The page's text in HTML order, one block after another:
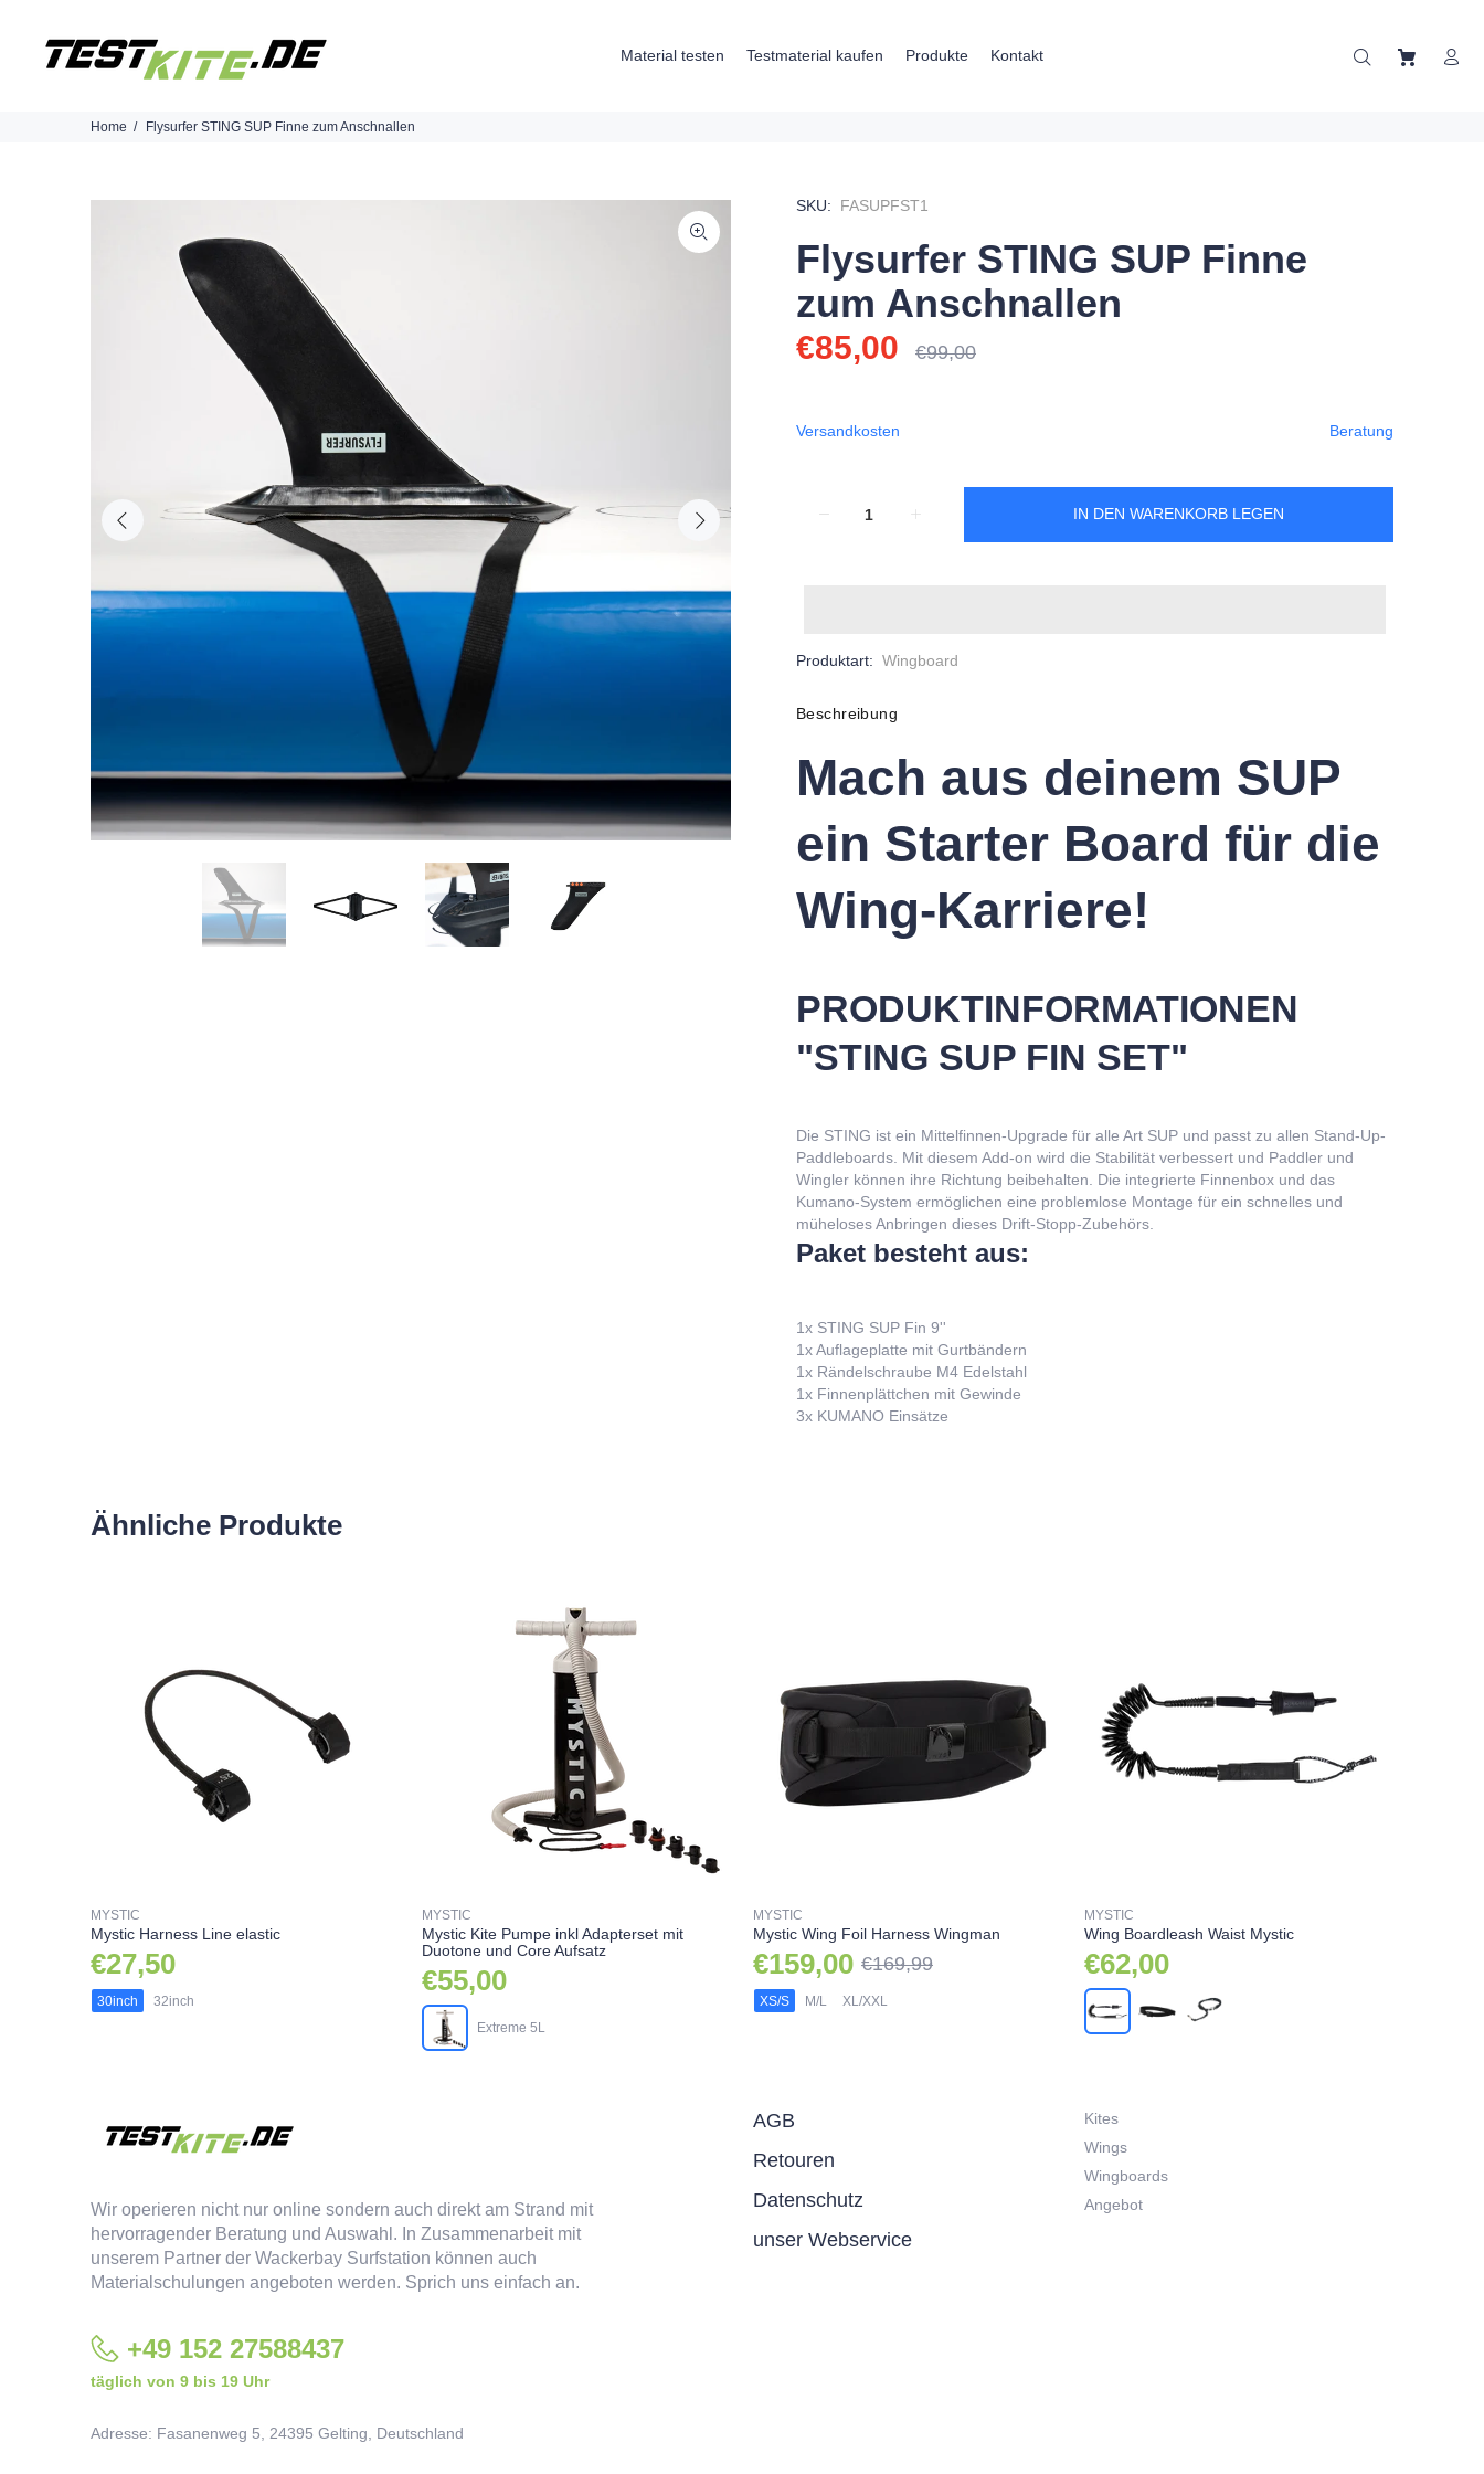
Material testen Testmaterial kaufen Produkte Kontakt
Home Flysurfer STING SUP Finne zum Anschnallen
SKU: FASUPFST1
Flysurfer STING SUP Finne
zum Anschnallen
€85,00 €99,00
Versandkosten Beratung
IN DEN WARENKORB LEGEN
Produktart: Wingboard
Beschreibung
Mach aus deinem SUP
ein Starter Board für die
Wing-Karriere!
PRODUKTINFORMATIONEN
"STING SUP FIN SET"
Die STING ist ein Mittelfinnen-Upgrade für alle Art SUP und passt zu allen Stand-Up-
Paddleboards. Mit diesem Add-on wird die Stabilität verbessert und Paddler und
Wingler können ihre Richtung beibehalten. Die integrierte Finnenbox und das
Kumano-System ermöglichen eine problemlose Montage für ein schnelles und
müheloses Anbringen dieses Drift-Stopp-Zubehörs.
Paket besteht aus:
1x STING SUP Fin 9''
1x Auflageplatte mit Gurtbändern
1x Rändelschraube M4 Edelstahl
1x Finnenplättchen mit Gewinde
3x KUMANO Einsätze
Ähnliche Produkte
MYSTIC
Mystic Harness Line elastic
€27,50
30inch 32inch
MYSTIC
Mystic Kite Pumpe inkl Adapterset mit
Duotone und Core Aufsatz
€55,00
Extreme 5L
MYSTIC
Mystic Wing Foil Harness Wingman
€159,00 €169,99
XS/S M/L XL/XXL
MYSTIC
Wing Boardleash Waist Mystic
€62,00
Wir operieren nicht nur online sondern auch direkt am Strand mit
hervorragender Beratung und Auswahl. In Zusammenarbeit mit
unserem Partner der Wackerbay Surfstation können auch
Materialschulungen angeboten werden. Sprich uns einfach an.
+49 152 27588437‬
täglich von 9 bis 19 Uhr
Adresse: Fasanenweg 5, 24395 Gelting, Deutschland
AGB
Retouren
Datenschutz
unser Webservice
Kites
Wings
Wingboards
Angebot